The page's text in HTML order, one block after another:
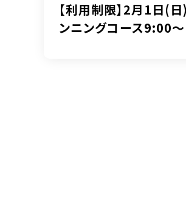
【利用制限】2月1日(日
ンニングコース9:00～